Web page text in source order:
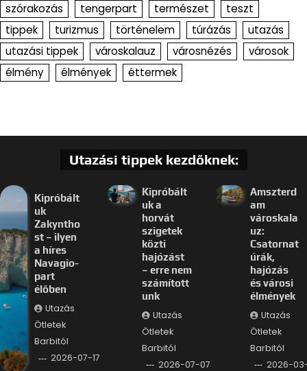
szórakozás
tengerpart természet
teszt
tippek
turizmus történelem túrázás
utazás
utazási tippek
városkalauz városnézés
városok
élmény
élmények éttermek
Utazási tippek kezdőknek:
Kipróbált
uk
Zakyntho
st – ilyen
a híres
Navagio-
part
élőben
Utazás
Ötletek
Barbitól
2026-07-17
Kipróbált
uk a
horvát
szigetek
közti
hajózást
– erre nem
számított
unk
Utazás
Ötletek
Barbitól
2026-07-07
Amszterd
am
városkala
uz:
Csatornat
úrák,
hajózás
és városi
élmények
Utazás
Ötletek
Barbitól
2026-